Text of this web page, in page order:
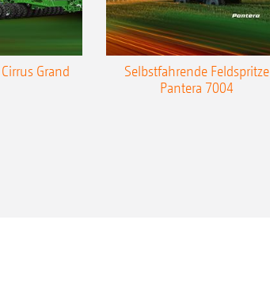
Grand
Selbstfahrende Feldspritze
Pantera 7004